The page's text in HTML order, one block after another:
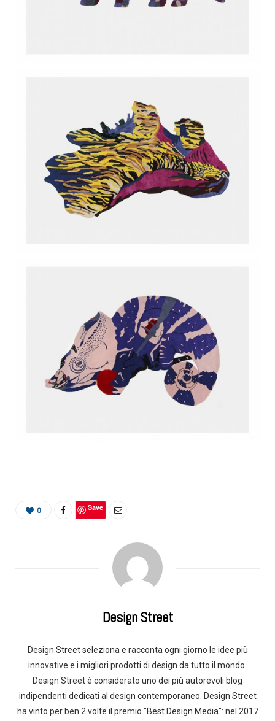
0 Save
Design Street
Design Street seleziona e racconta ogni giorno le idee più
innovative e i migliori prodotti di design da tutto il mondo.
Design Street è considerato uno dei più autorevoli blog
indipendenti dedicati al design contemporaneo. Design Street
ha vinto per ben 2 volte il premio "Best Design Media": nel 2017